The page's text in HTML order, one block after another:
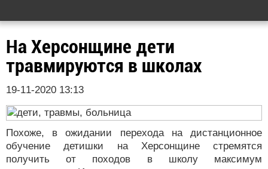
На Херсонщине дети
травмируются в школах
19-11-2020 13:13
Похоже, в ожидании перехода на дистанционное
обучение детишки на Херсонщине стремятся
получить от походов в школу максимум